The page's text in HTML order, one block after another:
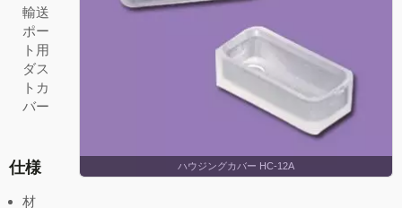
ハウジングカバー HC-12A
輸送
ポー
ト用
ダス
トカ
バー
仕様
材